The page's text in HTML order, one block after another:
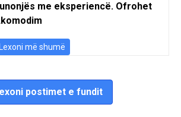
me eksperiencë. Ofrohet
Lexoni më shumë
postimet e fundit